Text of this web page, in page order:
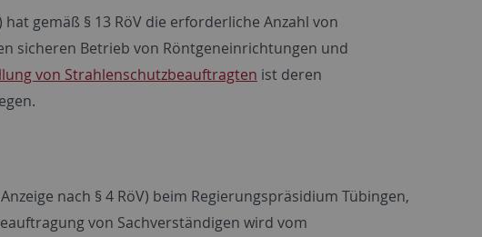
gemäß § 13 RöV die erforderliche Anzahl von
sicheren Betrieb von Röntgeneinrichtungen und
von Strahlenschutzbeauftragten ist deren
nach § 4 RöV) beim Regierungspräsidium Tübingen,
von Sachverständigen wird vom